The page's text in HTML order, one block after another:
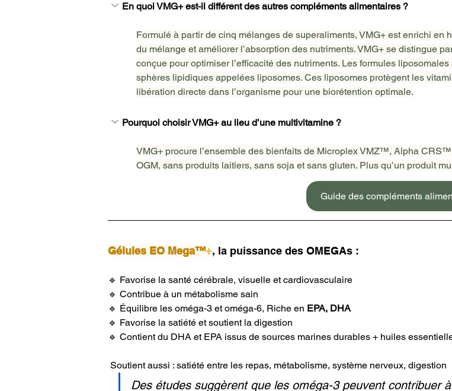
En quoi VMG+ est-il différent des autres compléments alimentaires ?
Formulé à partir de cinq mélanges de superaliments, VMG+ est enrichi en
du mélange et améliorer l’absorption des nutriments. VMG+ se distingue
conçue pour optimiser l’efficacité des nutriments. Les formules
sphères lipidiques appelées liposomes. Ces liposomes protègent les
libération directe dans l’organisme pour une biorétention optimale.
Pourquoi choisir VMG+ au lieu d’une multivitamine ?
VMG+ procure l’ensemble des bienfaits de Microplex VMZ™, Alpha
OGM, sans produits laitiers, sans soja et sans gluten. Plus qu’un produit
Guide des compléments
Gélules EO Mega™+, la puissance des OMEGAs :
🔹 Favorise la santé cérébrale, visuelle et cardiovasculaire
🔹 Contribue à un métabolisme sain
🔹 Équilibre les oméga-3 et oméga-6, Riche en EPA, DHA
🔹 Favorise la satiété et soutient la digestion
🔹 Contient du DHA et EPA issus de sources marines durables + huiles
Soutient aussi : satiété entre les repas, métabolisme, système nerveux, digestion
Des études suggèrent que les oméga-3 peuvent contribuer